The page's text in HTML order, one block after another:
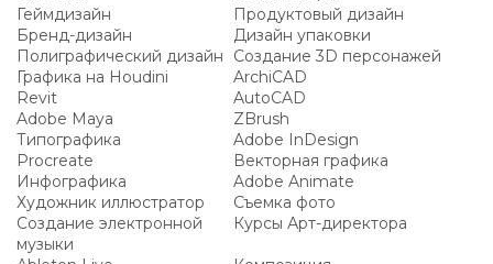
Геймдизайн
Продуктовый дизайн
Бренд-дизайн
Дизайн упаковки
Полиграфический дизайн
Создание 3D персонажей
Графика на Houdini
ArchiCAD
Revit
AutoCAD
Adobe Maya
ZBrush
Типографика
Adobe InDesign
Procreate
Векторная графика
Инфографика
Adobe Animate
Художник иллюстратор
Съемка фото
Создание электронной
музыки
Курсы Арт-директора